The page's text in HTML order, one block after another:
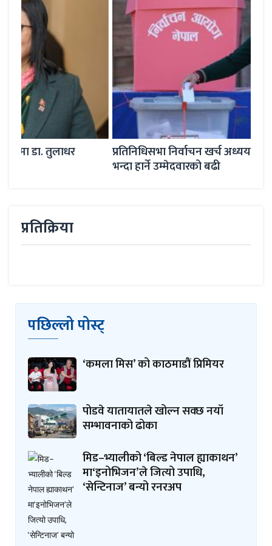
प्रतिनिधिसभा निर्वाचन खर्च अध्ययन प्रतिवेदनः जित्नेले
भन्दा हार्ने उम्मेदवारको बढी
प्रतिक्रिया
पछिल्लो पोस्ट्
‘कमला मिस’ को काठमाडौं प्रिमियर
पोडवे यातायातले खोल्न सक्छ नयाँ
सम्भावनाको ढोका
मिड–भ्यालीको ‘बिल्ड नेपाल ह्याकाथन’
मा‘इनोभिजन’ले जित्यो उपाधि,
‘सेन्टिनाज’ बन्यो रनरअप